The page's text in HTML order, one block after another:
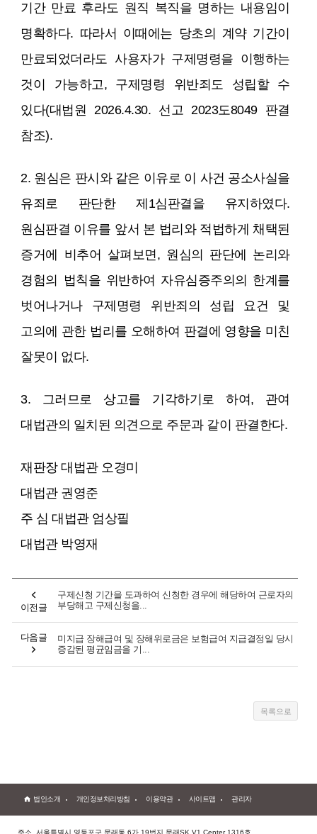
기간 만료 후라도 원직 복직을 명하는 내용임이
명확하다. 따라서 이때에는 당초의 계약 기간이
만료되었더라도 사용자가 구제명령을 이행하는
것이 가능하고, 구제명령 위반죄도 성립할 수
있다(대법원 2026.4.30. 선고 2023도8049 판결
참조).
2. 원심은 판시와 같은 이유로 이 사건 공소사실을
유죄로 판단한 제1심판결을 유지하였다.
원심판결 이유를 앞서 본 법리와 적법하게 채택된
증거에 비추어 살펴보면, 원심의 판단에 논리와
경험의 법칙을 위반하여 자유심증주의의 한계를
벗어나거나 구제명령 위반죄의 성립 요건 및
고의에 관한 법리를 오해하여 판결에 영향을 미친
잘못이 없다.
3. 그러므로 상고를 기각하기로 하여, 관여
대법관의 일치된 의견으로 주문과 같이 판결한다.
재판장 대법관 오경미
대법관 권영준
주 심 대법관 엄상필
대법관 박영재
이전글
구제신청 기간을 도과하여 신청한 경우에 해당하여 근로자의
부당해고 구제신청을...
다음글
미지급 장해급여 및 장해위로금은 보험급여 지급결정일 당시
증감된 평균임금을 기...
법인소개 개인정보처리방침 이용약관 사이트맵 관리자
주소. 서울특별시 영등포구 문래동 6가 19번지 문래SK V1 Center 1316호